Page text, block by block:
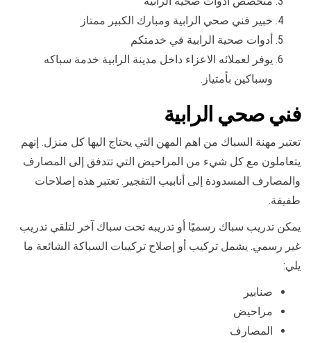
خبير فني صحي الرابية ومبارك الكبير ممتاز
أدوات صحية الرابية في خدمتكم
يوفر لعملائه الاعزاء داخل مدينة الرابية خدمة سباكه
وسباكين بأمتياز.
فني صحي الرابية
تعتبر مهنة السباك من اهم المهن التي يحتاج اليها كل منزل. إنهم
يتعاملون مع كل شيء من المراحيض التي تتدفق إلى المصارف
والمصارف المسدودة إلى أنابيب التفجير. تعتبر هذه إصلاحات
طفيفة.
يمكن تدريب سباك رسميًا أو تدريبه تحت سباك آخر لتلقي تدريب
غير رسمي. يشمل تركيب أو إصلاح تركيبات السباكة الشائعة ما
يلي:
صنابير
مراحيض
المصارف